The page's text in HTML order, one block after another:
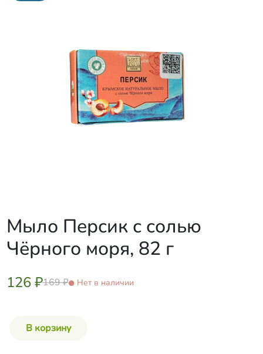
Мыло Персик с солью
Чёрного моря, 82 г
126 ₽169 ₽ Нет в наличии